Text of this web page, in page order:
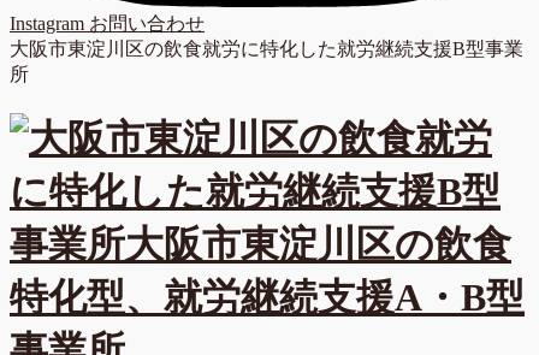
Instagram お問い合わせ
大阪市東淀川区の飲食就労に特化した就労継続支援B型事業
所